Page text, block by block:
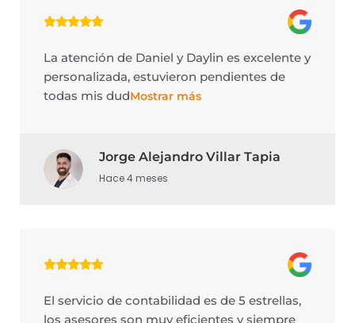
La atención de Daniel y Daylin es excelente y
personalizada, estuvieron pendientes de
todas mis dudMostrar más
Jorge Alejandro Villar Tapia
Hace 4 meses
El servicio de contabilidad es de 5 estrellas,
los asesores son muy eficientes y siempre